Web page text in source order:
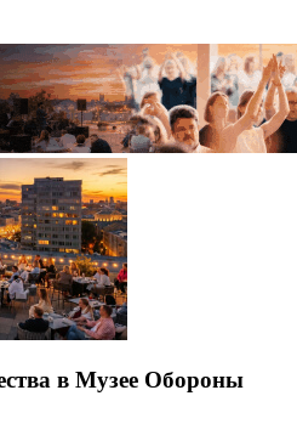
в Музее Обороны